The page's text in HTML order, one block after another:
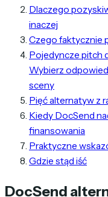
Dlaczego
inaczej
Czego faktycznie
Pojedyncze pitch
Wybierz
sceny
Pięć alternatyw z
Kiedy DocSend
finansowania
Praktyczne
Gdzie stąd iść
DocSend